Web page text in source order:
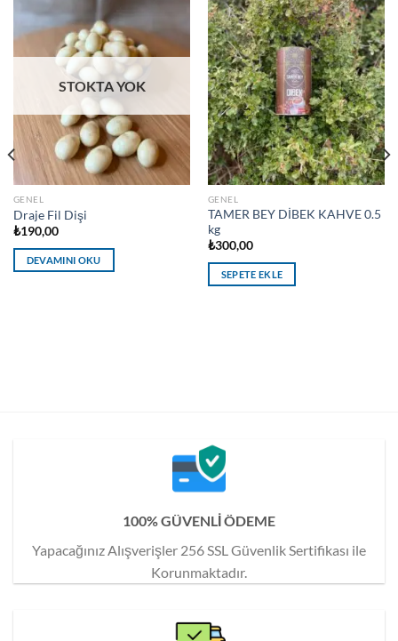
STOKTA YOK
GENEL
Draje Fil Dişi
₺190,00
DEVAMINI OKU
GENEL
TAMER BEY DİBEK KAHVE 0.5
kg
₺300,00
SEPETE EKLE
100% GÜVENLİ ÖDEME
Yapacağınız Alışverişler 256 SSL Güvenlik Sertifikası ile
Korunmaktadır.